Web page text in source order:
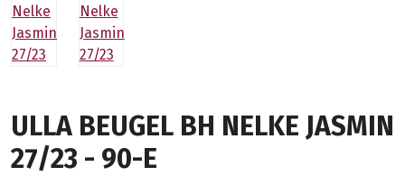
ULLA BEUGEL BH NELKE JASMIN
27/23 - 90-E